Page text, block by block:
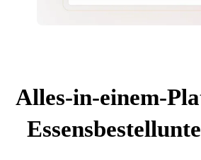
Alles-in-einem-